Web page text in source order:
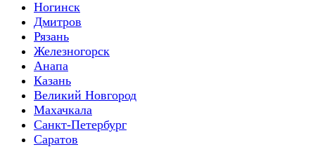
Ногинск
Дмитров
Рязань
Железногорск
Анапа
Казань
Великий Новгород
Махачкала
Санкт-Петербург
Саратов